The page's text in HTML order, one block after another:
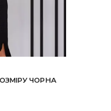
ЧОРНА